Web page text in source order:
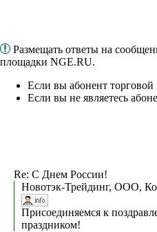
Размещать ответы на
площадки NGE.RU.
Если вы абонент
Если вы не являетесь
Re: C Днем России!
Новотэк-Трейдинг, ООО,
Присоединяемся к
праздником!